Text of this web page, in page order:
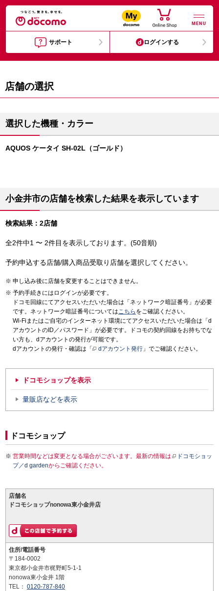
MENU
サポート ログインする
店舗の選択
選択した機種・カラー
AQUOS ケータイ SH-02L（ゴールド）
小金井市の店舗を検索した結果を表示しています
検索結果：2店舗
全2件中1 〜 2件目を表示しております。(50音順)
予約申込する店舗/購入商品受取り店舗を選択してください。
申し込み後に店舗を変更することはできません。
予約手続きにはログインが必要です。
ドコモ回線にてアクセスいただいた場合は「ネットワーク暗証番号」が必要
です。ネットワーク暗証番号についてはこちら をご確認ください。
Wi-Fiまたはご自宅のインターネット環境にてアクセスいただいた場合は「d
アカウントのID／パスワード」が必要です。ドコモの契約回線をお持ちでな
い方も、dアカウントの発行が可能です。
dアカウントの発行・確認は「
dアカウント発行 」でご確認ください。
ドコモショップを表示
量販店などを表示
ドコモショップ
営業時間などは変更となる場合がございます。最新の情報は
ドコモショッ
プ／d gardenからご確認ください。
店舗名
ドコモショップnonowa東小金井店
住所/電話番号
〒184-0002
東京都小金井市梶野町5-1-1
nonowa東小金井 1階
TEL： 0120-787-840